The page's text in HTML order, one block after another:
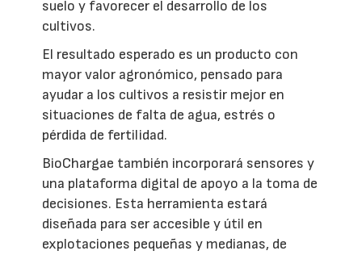
suelo y favorecer el desarrollo de los
cultivos.
El resultado esperado es un producto con
mayor valor agronómico, pensado para
ayudar a los cultivos a resistir mejor en
situaciones de falta de agua, estrés o
pérdida de fertilidad.
BioChargae también incorporará sensores y
una plataforma digital de apoyo a la toma de
decisiones. Esta herramienta estará
diseñada para ser accesible y útil en
explotaciones pequeñas y medianas, de